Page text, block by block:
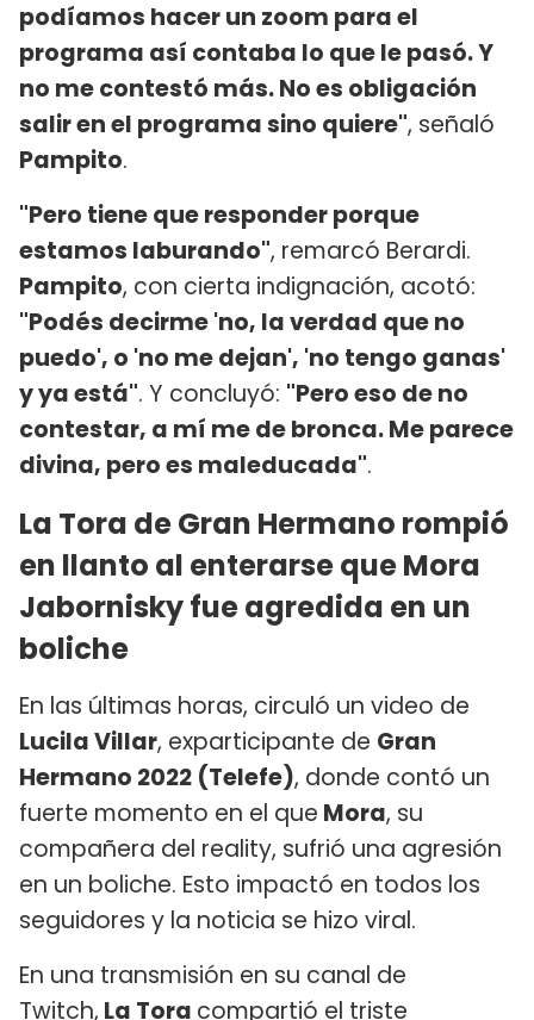
podíamos hacer un zoom para el
programa así contaba lo que le pasó. Y
no me contestó más. No es obligación
salir en el programa sino quiere", señaló
Pampito.
"Pero tiene que responder porque
estamos laburando", remarcó Berardi.
Pampito, con cierta indignación, acotó:
"Podés decirme 'no, la verdad que no
puedo', o 'no me dejan', 'no tengo ganas'
y ya está". Y concluyó: "Pero eso de no
contestar, a mí me de bronca. Me parece
divina, pero es maleducada".
La Tora de Gran Hermano rompió
en llanto al enterarse que Mora
Jabornisky fue agredida en un
boliche
En las últimas horas, circuló un video de
Lucila Villar, exparticipante de Gran
Hermano 2022 (Telefe), donde contó un
fuerte momento en el que Mora, su
compañera del reality, sufrió una agresión
en un boliche. Esto impactó en todos los
seguidores y la noticia se hizo viral.
En una transmisión en su canal de
Twitch, La Tora compartió el triste